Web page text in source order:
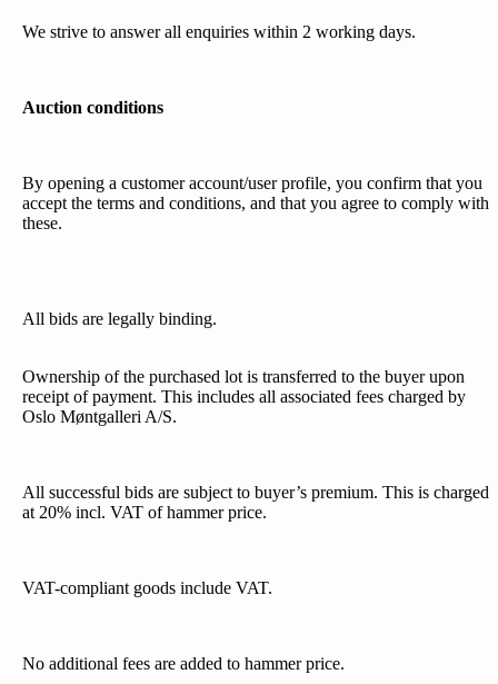
We strive to answer all enquiries within 2 working days.
Auction conditions
By opening a customer account/user profile, you confirm that you
accept the terms and conditions, and that you agree to comply with
these.
All bids are legally binding.
Ownership of the purchased lot is transferred to the buyer upon
receipt of payment. This includes all associated fees charged by
Oslo Møntgalleri A/S.
All successful bids are subject to buyer’s premium. This is charged
at 20% incl. VAT of hammer price.
VAT-compliant goods include VAT.
No additional fees are added to hammer price.